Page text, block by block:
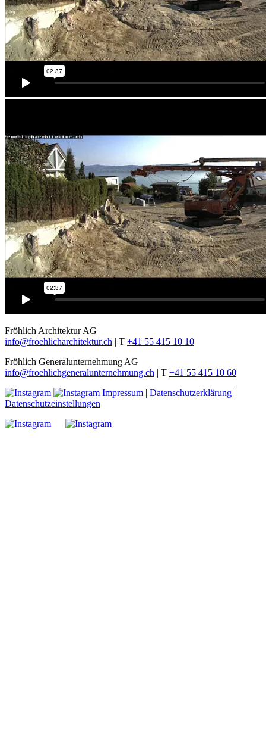
Fröhlich Architektur AG
info@froehlicharchitektur.ch | T +41 55 415 10 10
Fröhlich Generalunternehmung AG
info@froehlichgeneralunternehmung.ch | T +41 55 415 10 60
Impressum | Datenschutzerklärung |
Datenschutzeinstellungen